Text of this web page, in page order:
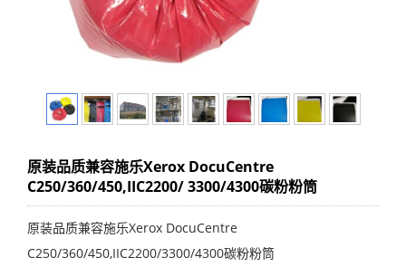
原装品质兼容施乐Xerox DocuCentre
C250/360/450,IIC2200/ 3300/4300碳粉粉筒
原装品质兼容施乐Xerox DocuCentre
C250/360/450,IIC2200/3300/4300碳粉粉筒